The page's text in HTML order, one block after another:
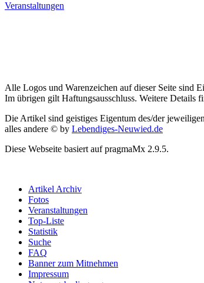
Veranstaltungen
Alle Logos und Warenzeichen auf dieser Seite sind
Im übrigen gilt Haftungsausschluss. Weitere Details
Die Artikel sind geistiges Eigentum des/der
alles andere © by Lebendiges-Neuwied.de
Diese Webseite basiert auf pragmaMx 2.9.5.
Artikel Archiv
Fotos
Veranstaltungen
Top-Liste
Statistik
Suche
FAQ
Banner zum Mitnehmen
Impressum